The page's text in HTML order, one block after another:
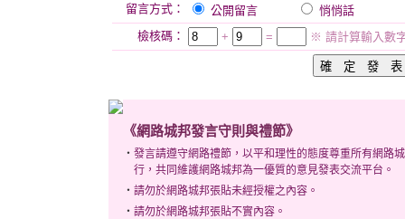
留言方式：
公開留言
悄悄話
檢核碼：
+ = ※ 請計算輸入數
《網路城邦發言守則與禮節》
‧ 發言請遵守網路禮節，以平和理性的態度尊重所有網路
行，共同維護網路城邦為一優質的意見發表交流平台。
‧ 請勿於網路城邦張貼未經授權之內容。
‧ 請勿於網路城邦張貼不實內容。